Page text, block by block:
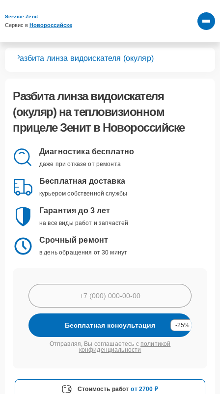
Service Zenit
Сервис в Новороссийске
Разбита линза видоискателя (окуляр)
Разбита линза видоискателя
(окуляр) на тепловизионном
прицеле Зенит в Новороссийске
Диагностика бесплатно
даже при отказе от ремонта
Бесплатная доставка
курьером собственной службы
Гарантия до 3 лет
на все виды работ и запчастей
Срочный ремонт
в день обращения от 30 минут
Бесплатная консультация -25%
Отправляя, Вы соглашаетесь с политикой
конфиденциальности
Стоимость работ от 2700 ₽